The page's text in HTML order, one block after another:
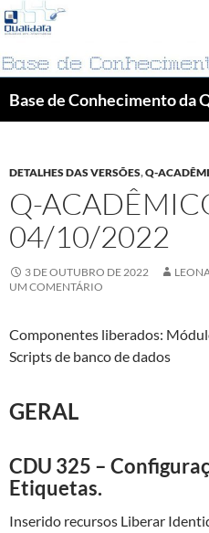
Pular
para
o
conteúdo
Base de Conhecimento da
DETALHES DAS VERSÕES,Q-
Q-
04/10/2022
3 DE OUTUBRO DE 2022
UM COMENTÁRIO
Componentes liberados:
Scripts de banco de dados
GERAL
CDU 325 –
Etiquetas.
Inserido recursos Liberar